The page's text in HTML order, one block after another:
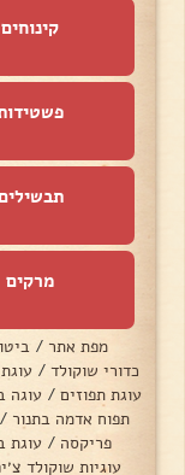
קינוחים
מרקים
מפת אתר /
כדורי שוקולד /
עוגת תפוזים / עוגה
תפוח אדמה בתנור /
פריקסה / עוגת
עוגיות שוקולד